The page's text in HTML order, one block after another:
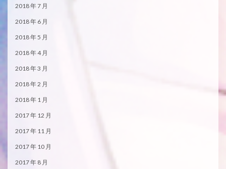
2018 年 7 月
2018 年 6 月
2018 年 5 月
2018 年 4 月
2018 年 3 月
2018 年 2 月
2018 年 1 月
2017 年 12 月
2017 年 11 月
2017 年 10 月
2017 年 8 月